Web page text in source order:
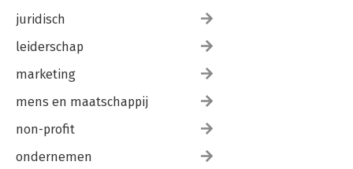
juridisch
leiderschap
marketing
mens en maatschappij
non-profit
ondernemen